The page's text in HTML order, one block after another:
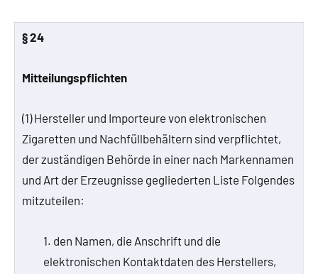
§ 24
Mitteilungspflichten
(1) Hersteller und Importeure von elektronischen
Zigaretten und Nachfüllbehältern sind verpflichtet,
der zuständigen Behörde in einer nach Markennamen
und Art der Erzeugnisse gegliederten Liste Folgendes
mitzuteilen:
1. den Namen, die Anschrift und die
elektronischen Kontaktdaten des Herstellers,